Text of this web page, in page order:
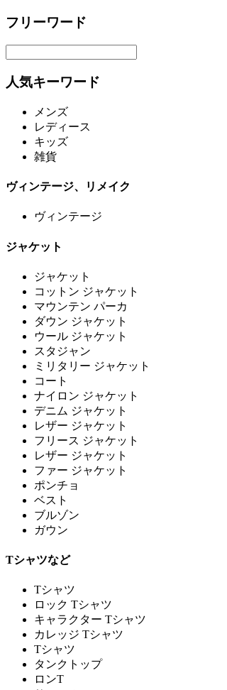
フリーワード
人気キーワード
メンズ
レディース
キッズ
雑貨
ヴィンテージ、リメイク
ヴィンテージ
ジャケット
ジャケット
コットン ジャケット
マウンテン パーカ
ダウン ジャケット
ウール ジャケット
スタジャン
ミリタリー ジャケット
コート
ナイロン ジャケット
デニム ジャケット
レザー ジャケット
フリース ジャケット
レザー ジャケット
ファー ジャケット
ポンチョ
ベスト
ブルゾン
ガウン
Tシャツなど
Tシャツ
ロック Tシャツ
キャラクター Tシャツ
カレッジ Tシャツ
Tシャツ
タンクトップ
ロンT